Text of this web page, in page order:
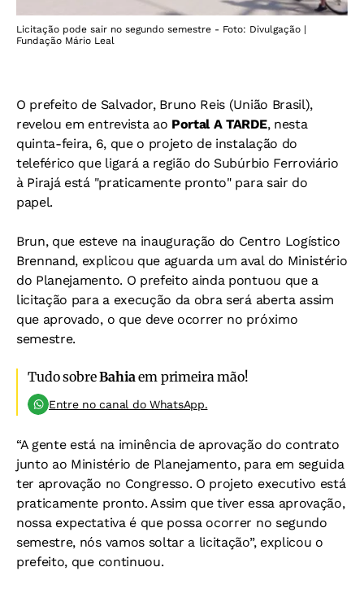
Licitação pode sair no segundo semestre - Foto: Divulgação |
Fundação Mário Leal
O prefeito de Salvador, Bruno Reis (União Brasil),
revelou em entrevista ao Portal A TARDE, nesta
quinta-feira, 6, que o projeto de instalação do
teleférico que ligará a região do Subúrbio Ferroviário
à Pirajá está "praticamente pronto" para sair do
papel.
Brun, que esteve na inauguração do Centro Logístico
Brennand, explicou que aguarda um aval do Ministério
do Planejamento. O prefeito ainda pontuou que a
licitação para a execução da obra será aberta assim
que aprovado, o que deve ocorrer no próximo
semestre.
Tudo sobreBahia em primeira mão!
Entre no canal do WhatsApp.
“A gente está na iminência de aprovação do contrato
junto ao Ministério de Planejamento, para em seguida
ter aprovação no Congresso. O projeto executivo está
praticamente pronto. Assim que tiver essa aprovação,
nossa expectativa é que possa ocorrer no segundo
semestre, nós vamos soltar a licitação”, explicou o
prefeito, que continuou.